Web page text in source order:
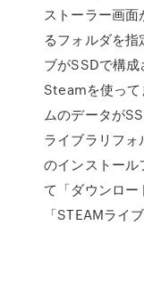
ストーラー画面
るフォルダを
ブがSSDで構
Steamを使って
ムのデータが
ライブラリフォ
のインストール
て「ダウンロ
「STEAMライ